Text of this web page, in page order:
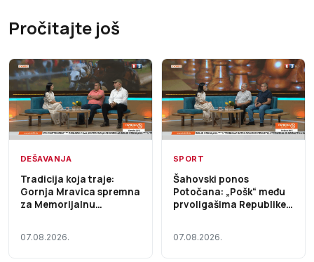
Pročitajte još
DEŠAVANJA
Tradicija koja traje:
Gornja Mravica spremna
za Memorijalnu
07.08.2026.
SPORT
Šahovski ponos
Potočana: „Pošk“ među
prvoligašima Republike
07.08.2026.